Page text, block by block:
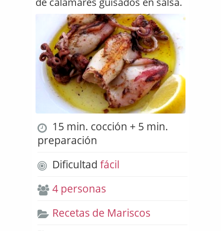
15 min. cocción + 5 min.
preparación
Dificultad fácil
4 personas
Recetas de Mariscos